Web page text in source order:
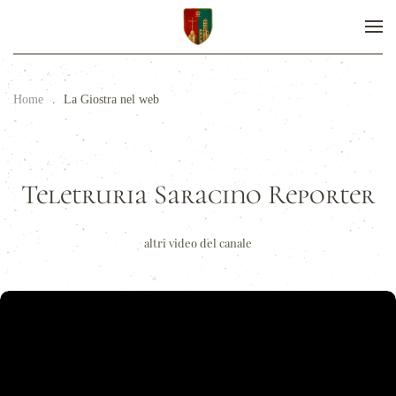
Home La Giostra nel web
Teletruria Saracino Reporter
altri video del canale